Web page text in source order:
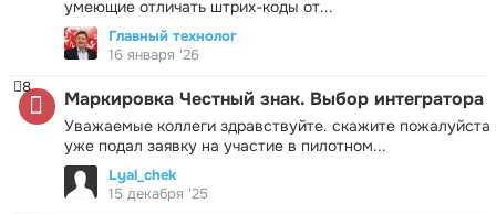
умеющие отличать штрих-коды от...
Главный технолог
16 января '26
Маркировка Честный знак. Выбор интегратора
Уважаемые коллеги здравствуйте. скажите пожалуйста
уже подал заявку на участие в пилотном...
8
Lyal_chek
15 декабря '25